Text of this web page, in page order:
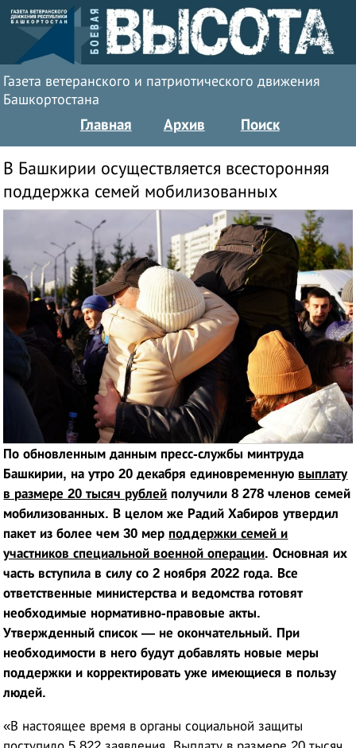
Газета ветеранского и патриотического движения
Башкортостана
Главная Архив Поиск
В Башкирии осуществляется всесторонняя
поддержка семей мобилизованных
По обновленным данным пресс-службы минтруда
Башкирии, на утро 20 декабря единовременную выплату
в размере 20 тысяч рублей получили 8 278 членов семей
мобилизованных. В целом же Радий Хабиров утвердил
пакет из более чем 30 мер поддержки семей и
участников специальной военной операции. Основная их
часть вступила в силу со 2 ноября 2022 года. Все
ответственные министерства и ведомства готовят
необходимые нормативно-правовые акты.
Утвержденный список — не окончательный. При
необходимости в него будут добавлять новые меры
поддержки и корректировать уже имеющиеся в пользу
людей.
«В настоящее время в органы социальной защиты